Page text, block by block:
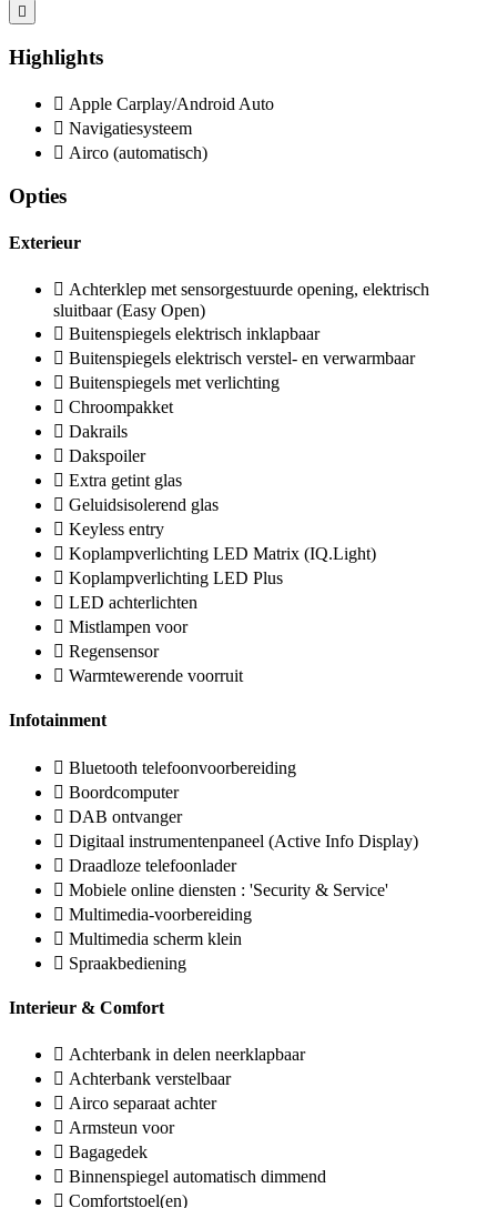
Highlights
Apple Carplay/Android Auto
Navigatiesysteem
Airco (automatisch)
Opties
Exterieur
Achterklep met sensorgestuurde opening, elektrisch
sluitbaar (Easy Open)
Buitenspiegels elektrisch inklapbaar
Buitenspiegels elektrisch verstel- en verwarmbaar
Buitenspiegels met verlichting
Chroompakket
Dakrails
Dakspoiler
Extra getint glas
Geluidsisolerend glas
Keyless entry
Koplampverlichting LED Matrix (IQ.Light)
Koplampverlichting LED Plus
LED achterlichten
Mistlampen voor
Regensensor
Warmtewerende voorruit
Infotainment
Bluetooth telefoonvoorbereiding
Boordcomputer
DAB ontvanger
Digitaal instrumentenpaneel (Active Info Display)
Draadloze telefoonlader
Mobiele online diensten : 'Security & Service'
Multimedia-voorbereiding
Multimedia scherm klein
Spraakbediening
Interieur & Comfort
Achterbank in delen neerklapbaar
Achterbank verstelbaar
Airco separaat achter
Armsteun voor
Bagagedek
Binnenspiegel automatisch dimmend
Comfortstoel(en)